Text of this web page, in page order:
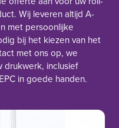
Wij leveren altijd A-
met persoonlijke
bij het kiezen van het
met ons op, we
drukwerk, inclusief
in goede handen.